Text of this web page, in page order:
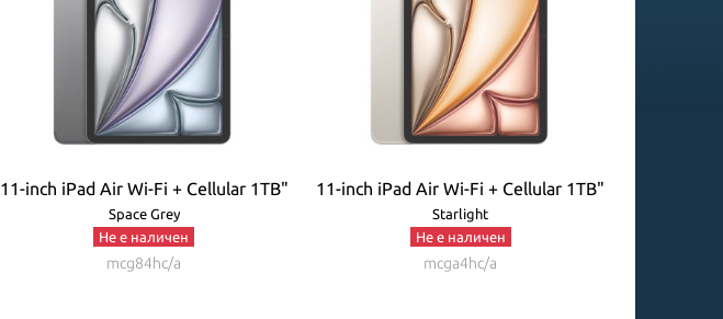
11-inch iPad Air Wi-Fi + Cellular 1TB"
Space Grey
Не е наличен
mcg84hc/a
11-inch iPad Air Wi-Fi + Cellular 1TB"
Starlight
Не е наличен
mcga4hc/a